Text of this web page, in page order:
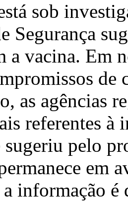
sob
Segurança
a vacina. Em
as agências
referentes à
pelo
em
informação é